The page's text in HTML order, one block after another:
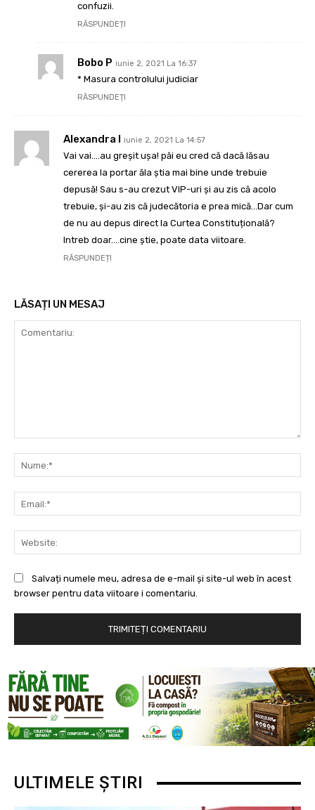
confuzii.
RĂSPUNDEȚI
Bobo P iunie 2, 2021 La 16:37
* Masura controlului judiciar
RĂSPUNDEȚI
Alexandra I iunie 2, 2021 La 14:57
Vai vai….au greșit ușa! păi eu cred că dacă lăsau
cererea la portar ăla știa mai bine unde trebuie
depusă! Sau s-au crezut VIP-uri și au zis că acolo
trebuie, și-au zis că judecătoria e prea mică…Dar cum
de nu au depus direct la Curtea Constituțională?
Intreb doar….cine știe, poate data viitoare.
RĂSPUNDEȚI
LĂSAȚI UN MESAJ
Salvați numele meu, adresa de e-mail și site-ul web în acest
browser pentru data viitoare i comentariu.
ULTIMELE ȘTIRI